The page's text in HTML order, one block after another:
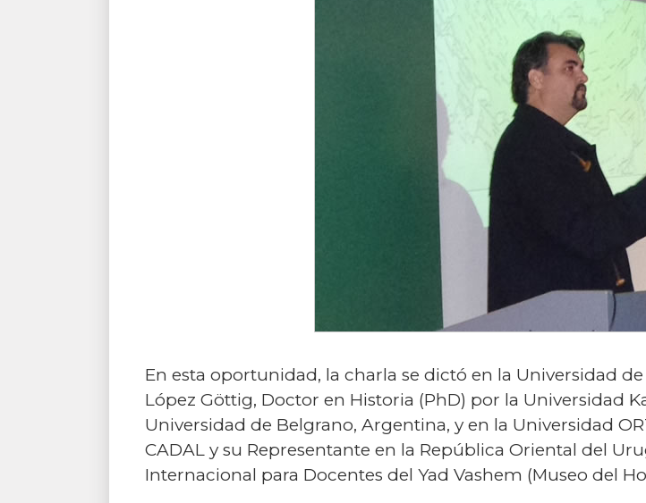
En esta oportunidad, la charla se dictó en la Universidad
López Göttig, Doctor en Historia (PhD) por la Universidad
Universidad de Belgrano, Argentina, y en la Universidad
CADAL y su Representante en la República Oriental del
Internacional para Docentes del Yad Vashem (Museo del